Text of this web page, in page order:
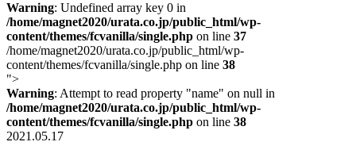
Warning: Undefined array key 0 in
/home/magnet2020/urata.co.jp/public_html/wp-
content/themes/fcvanilla/single.php on line 37
/home/magnet2020/urata.co.jp/public_html/wp-
content/themes/fcvanilla/single.php on line 38
">
Warning: Attempt to read property "name" on null in
/home/magnet2020/urata.co.jp/public_html/wp-
content/themes/fcvanilla/single.php on line 38
2021.05.17